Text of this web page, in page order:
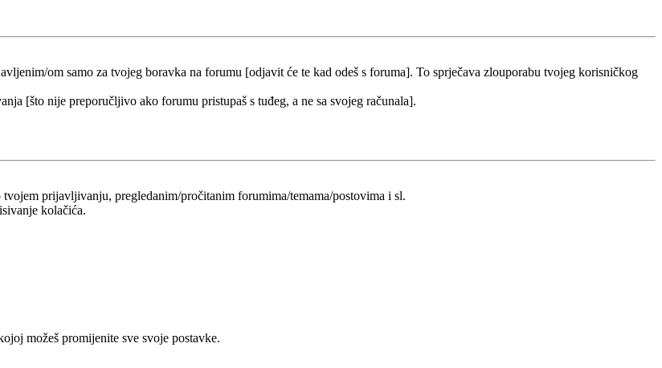
om samo za tvojeg boravka na forumu [odjavit će te kad odeš s foruma]. To sprječava zlouporabu tvojeg korisničkog
[što nije preporučljivo ako forumu pristupaš s tuđeg, a ne sa svojeg računala].
prijavljivanju, pregledanim/pročitanim forumima/temama/postovima i sl.
kolačića.
možeš promijenite sve svoje postavke.